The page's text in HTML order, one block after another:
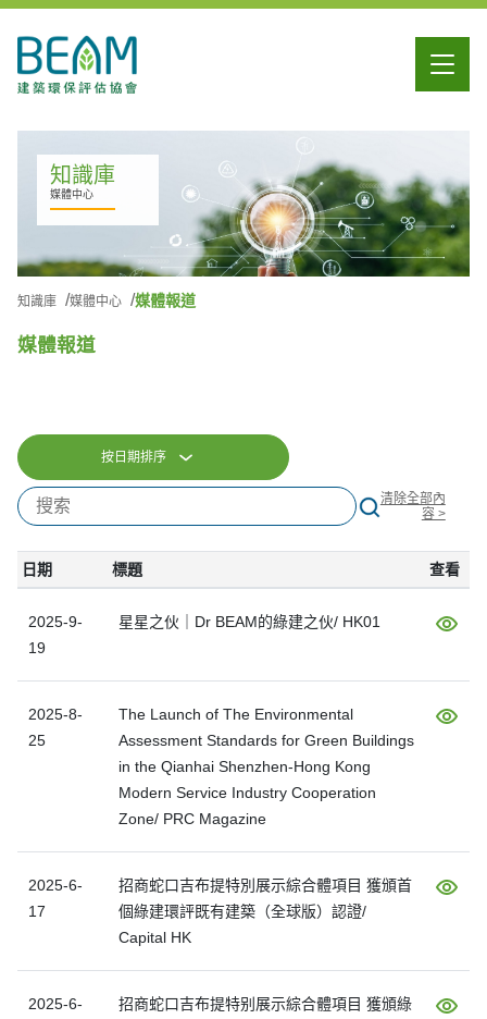
知識庫
媒體中心
知識庫 媒體中心 媒體報道
媒體報道
按日期排序
清除全部內
容 >
日期 標題 查看
2025-9-
19
星星之伙｜Dr BEAM的綠建之伙/ HK01
2025-8-
25
The Launch of The Environmental
Assessment Standards for Green Buildings
in the Qianhai Shenzhen-Hong Kong
Modern Service Industry Cooperation
Zone/ PRC Magazine
2025-6-
17
招商蛇口吉布提特別展示綜合體項目 獲頒首
個綠建環評既有建築（全球版）認證/
Capital HK
2025-6-
招商蛇口吉布提特别展示綜合體項目 獲頒綠